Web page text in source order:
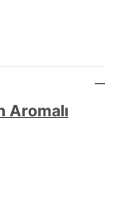
Aromalı